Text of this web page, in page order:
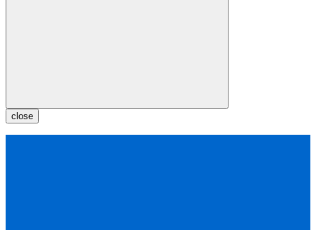
close